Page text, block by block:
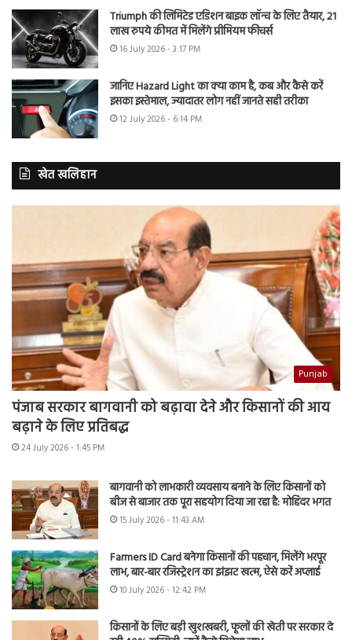
Triumph की लिमिटेड एडिशन बाइक लॉन्च के लिए तैयार, 21
लाख रुपये कीमत में मिलेंगे प्रीमियम फीचर्स
16 July 2026 - 3:17 PM
जानिए Hazard Light का क्या काम है, कब और कैसे करें
इसका इस्तेमाल, ज्यादातर लोग नहीं जानते सही तरीका
12 July 2026 - 6:14 PM
खेत खलिहान
Punjab
पंजाब सरकार बागवानी को बढ़ावा देने और किसानों की आय
बढ़ाने के लिए प्रतिबद्ध
24 July 2026 - 1:45 PM
बागवानी को लाभकारी व्यवसाय बनाने के लिए किसानों को
बीज से बाजार तक पूरा सहयोग दिया जा रहा है: मोहिंदर भगत
15 July 2026 - 11:43 AM
Farmers ID Card बनेगा किसानों की पहचान, मिलेंगे भरपूर
लाभ, बार-बार रजिस्ट्रेशन का झंझट खत्म, ऐसे करें अप्लाई
10 July 2026 - 12:42 PM
किसानों के लिए बड़ी खुशखबरी, फूलों की खेती पर सरकार दे